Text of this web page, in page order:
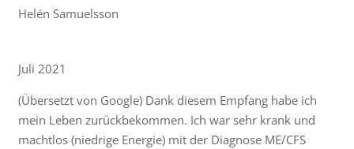
Helén Samuelsson
Juli 2021
(Übersetzt von Google) Dank diesem Empfang habe ich
mein Leben zurückbekommen. Ich war sehr krank und
machtlos (niedrige Energie) mit der Diagnose ME/CFS